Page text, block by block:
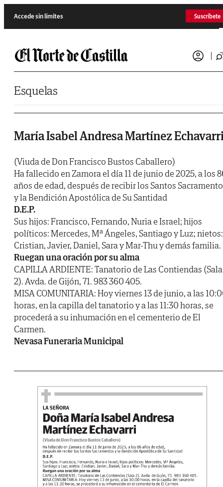
Accede sin límites Suscríbete
Esquelas
María Isabel Andresa Martínez
(Viuda de Don Francisco Bustos Caballero)
Ha fallecido en Zamora el día 11 de junio de 2025, a los
años de edad, después de recibir los Santos
y la Bendición Apostólica de Su Santidad
D.E.P.
Sus hijos: Francisco, Fernando, Nuria e Israel; hijos
políticos: Mercedes, Mª Ángeles, Santiago y Luz; nietos:
Cristian, Javier, Daniel, Sara y Mar-Thu y demás familia.
Ruegan una oración por su alma
CAPILLA ARDIENTE: Tanatorio de Las Contiendas (Sala
2). Avda. de Gijón, 71. 983 360 405.
MISA COMUNITARIA: Hoy viernes 13 de junio, a las
horas, en la capilla del tanatorio y a las 11:30 horas, se
procederá a su inhumación en el cementerio de El
Carmen.
Nevasa Funeraria Municipal